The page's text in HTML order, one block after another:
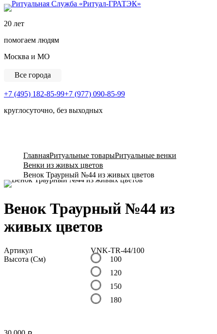
20 лет
помогаем людям
Москва и МО
Все города
+7 (495) 182-85-99+7 (977) 090-85-99
круглосуточно, без выходных
ГлавнаяРитуальные товарыРитуальные венки
Венки из живых цветов
Венок Траурный №44 из живых цветов
Венок Траурный №44 из
живых цветов
Артикул
VNK-TR-44/100
Высота (См)
100
120
150
180